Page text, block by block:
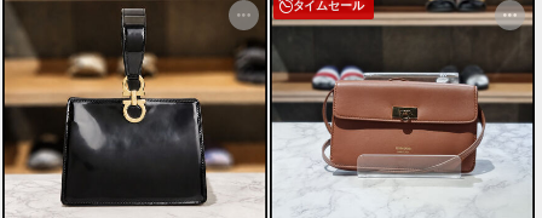
タイムセール